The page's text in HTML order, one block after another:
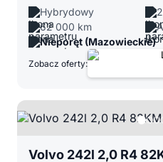
Hybrydowy
62 000 km
Nieporęt (Mazowieckie)
Zobacz oferty:
Volvo 242l 2,0 R4